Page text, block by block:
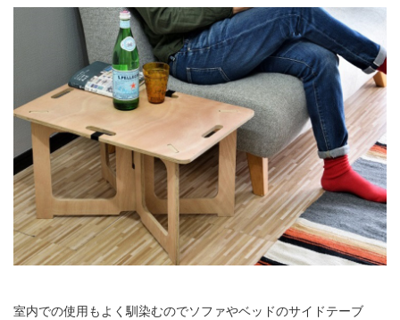
室内での使用もよく馴染むのでソファやベッドのサイドテーブ